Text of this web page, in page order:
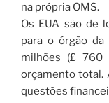
na própria OMS.
Os EUA são de
para o órgão da
milhões (£ 760
orçamento total.
questões